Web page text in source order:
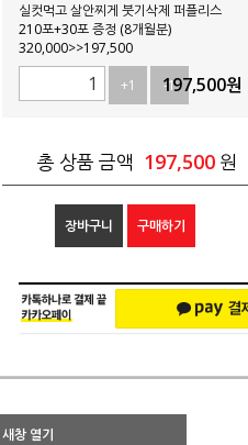
실컷먹고 살안찌게 붓기삭제 퍼플리스
210포+30포 증정 (8개월분)
320,000>>197,500
+1
-1
197,500원
총 상품 금액 197,500 원
장바구니 구매하기
창 열기